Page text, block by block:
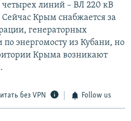
линий – ВЛ 220 кВ
Сейчас Крым снабжается за
генераторных
по энергомосту из Кубани, но
Крыма возникают
без VPN Follow us